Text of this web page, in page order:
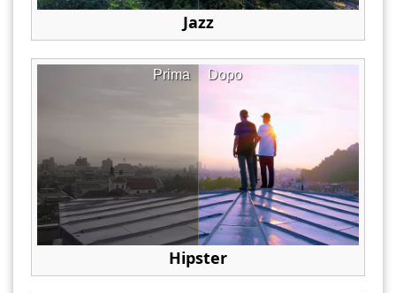
Jazz
Dopo
Prima
Hipster